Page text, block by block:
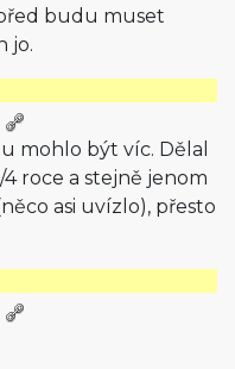
budu muset
jo.
mohlo být víc. Dělal
roce a stejně jenom
asi uvízlo), přesto